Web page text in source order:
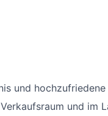
und hochzufriedene
und im